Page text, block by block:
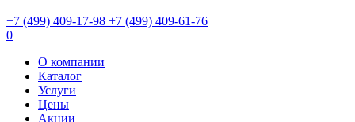
+7 (499) 409-17-98 +7 (499) 409-61-76
0
О компании
Каталог
Услуги
Цены
Акции